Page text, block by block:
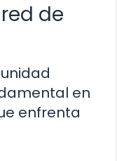
de
en
enfrenta